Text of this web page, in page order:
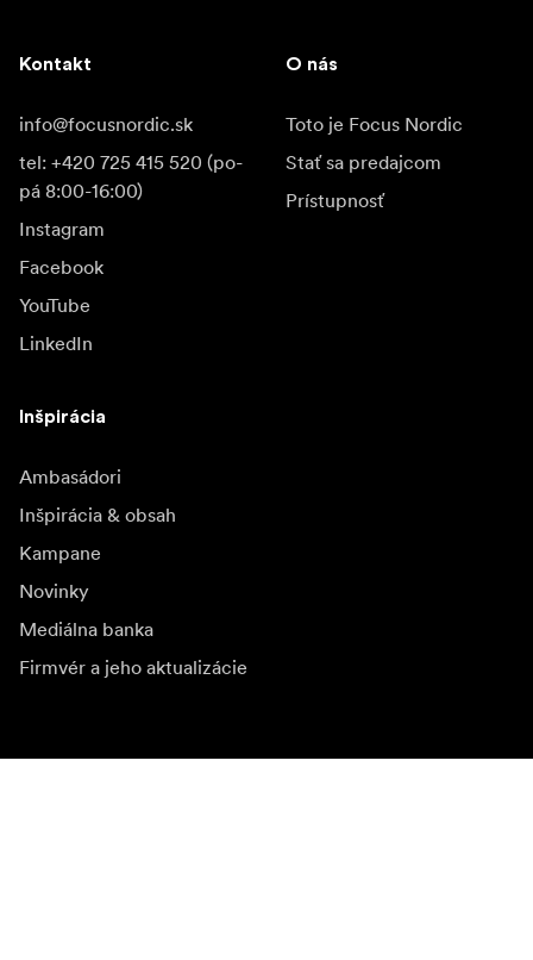
Kontakt
info@focusnordic.sk
tel: +420 725 415 520 (po-
pá 8:00-16:00)
Instagram
Facebook
YouTube
LinkedIn
O nás
Toto je Focus Nordic
Stať sa predajcom
Prístupnosť
Inšpirácia
Ambasádori
Inšpirácia & obsah
Kampane
Novinky
Mediálna banka
Firmvér a jeho aktualizácie